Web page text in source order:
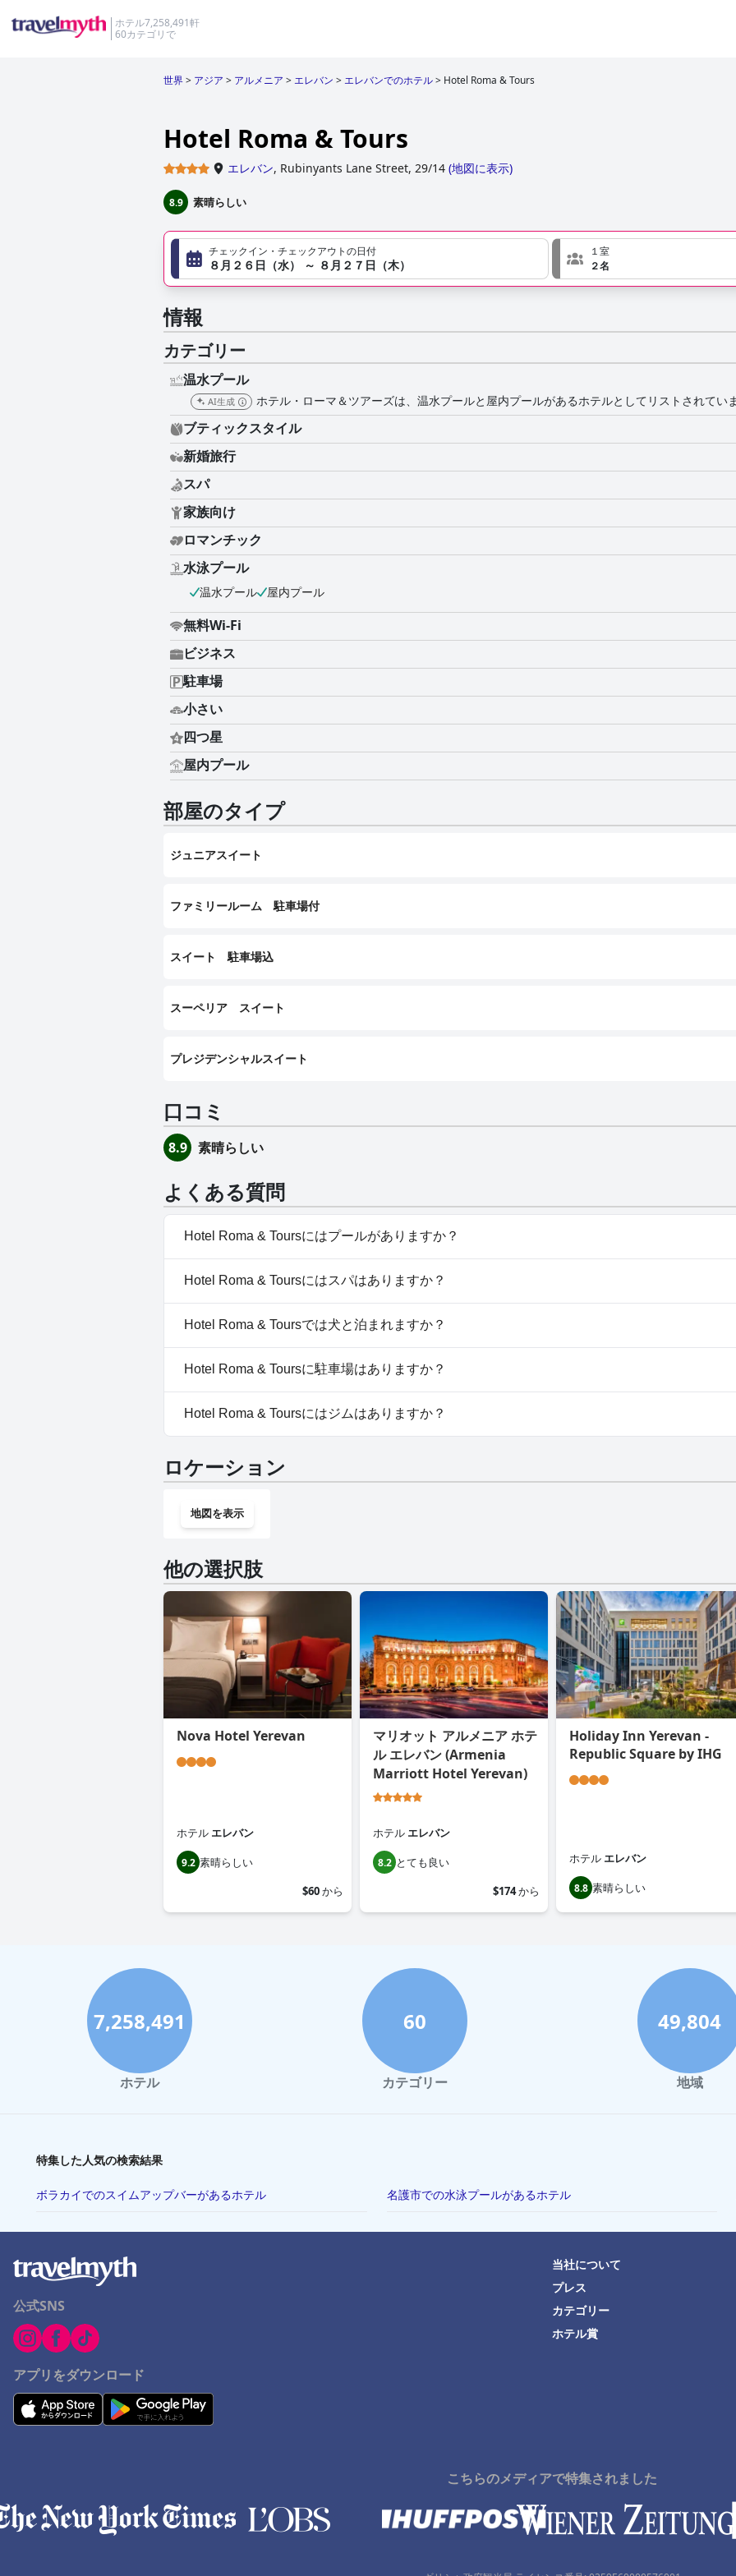
ホテル7,258,491軒
60カテゴリで
世界> アジア > アルメニア > エレバン > エレバンでのホテル> Hotel Roma & Tours
Hotel Roma & Tours
エレバン, Rubinyants Lane Street, 29/14 (地図に表示)
8.9 素晴らしい
チェックイン・チェックアウトの日付
８月２６日（水） ～ ８月２７日（木）
１室
２名
情報
カテゴリー
温水プール
AI生成 ホテル・ローマ＆ツアーズは、温水プールと屋内プールがあるホテルとしてリストされてい
ブティックスタイル
新婚旅行
スパ
家族向け
ロマンチック
水泳プール
温水プール 屋内プール
無料Wi-Fi
ビジネス
駐車場
小さい
四つ星
屋内プール
部屋のタイプ
ジュニアスイート
ファミリールーム 駐車場付
スイート 駐車場込
スーペリア スイート
プレジデンシャルスイート
口コミ
8.9 素晴らしい
よくある質問
Hotel Roma & Toursにはプールがありますか？
はい、Hotel Roma & Toursには、以下のカテゴリーの１つ以上に属するプールがあります：
Hotel Roma & Toursにはスパはありますか？
はい、Hotel Roma & Toursではスパをご利用いただけます。
Hotel Roma & Toursでは犬と泊まれますか？
いいえ、Hotel Roma & Toursでは犬と泊まることはできません。
Hotel Roma & Toursに駐車場はありますか？
はい、Hotel Roma & Toursでは駐車場をご利用いただけます。
Hotel Roma & Toursにはジムはありますか？
ロケーション
地図を表示
他の選択肢
Nova Hotel Yerevan
ホテル エレバン
9.2 素晴らしい
$60から
マリオット アルメニア ホテ
ル エレバン (Armenia
Marriott Hotel Yerevan)
ホテル エレバン
8.2 とても良い
$174から
Holiday Inn Yerevan -
Republic Square by IHG
ホテル エレバン
8.8 素晴らしい
7,258,491
ホテル
60
カテゴリー
49,804
地域
特集した人気の検索結果
ボラカイでのスイムアップバーがあるホテル 名護市での水泳プールがあるホテル
公式SNS
アプリをダウンロード
当社について
プレス
カテゴリー
ホテル賞
こちらのメディアで特集されました